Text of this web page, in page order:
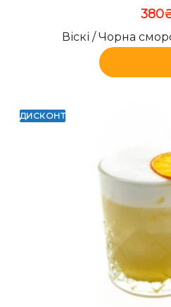
380
Віскі / Чорна
ДИСКОНТ